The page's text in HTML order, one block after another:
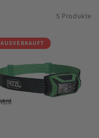
5 Produkte
AUSVERKAUFT